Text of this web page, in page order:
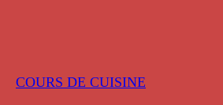
COURS DE CUISINE